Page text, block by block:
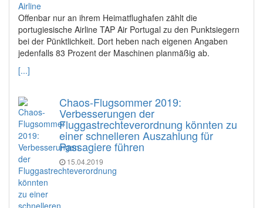
Offenbar nur an ihrem Heimatflughafen zählt die
portugiesische Airline TAP Air Portugal zu den Punktsiegern
bei der Pünktlichkeit. Dort heben nach eigenen Angaben
jedenfalls 83 Prozent der Maschinen planmäßig ab.
[...]
Chaos-Flugsommer 2019:
Verbesserungen der
Fluggastrechteverordnung könnten zu
einer schnelleren Auszahlung für
Passagiere führen
15.04.2019